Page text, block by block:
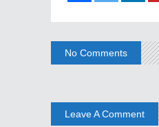
No Comments
Leave A Comment